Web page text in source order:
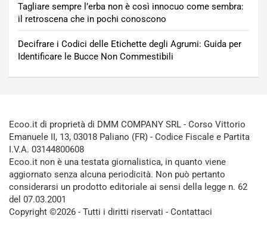
Tagliare sempre l’erba non è così innocuo come sembra:
il retroscena che in pochi conoscono
Decifrare i Codici delle Etichette degli Agrumi: Guida per
Identificare le Bucce Non Commestibili
Ecoo.it di proprietà di DMM COMPANY SRL - Corso Vittorio
Emanuele II, 13, 03018 Paliano (FR) - Codice Fiscale e Partita
I.V.A. 03144800608
Ecoo.it non è una testata giornalistica, in quanto viene
aggiornato senza alcuna periodicità. Non può pertanto
considerarsi un prodotto editoriale ai sensi della legge n. 62
del 07.03.2001
Copyright ©2026 - Tutti i diritti riservati - Contattaci